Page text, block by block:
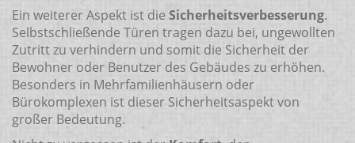
Ein weiterer Aspekt ist die Sicherheitsverbesserung.
Selbstschließende Türen tragen dazu bei, ungewollten
Zutritt zu verhindern und somit die Sicherheit der
Bewohner oder Benutzer des Gebäudes zu erhöhen.
Besonders in Mehrfamilienhäusern oder
Bürokomplexen ist dieser Sicherheitsaspekt von
großer Bedeutung.